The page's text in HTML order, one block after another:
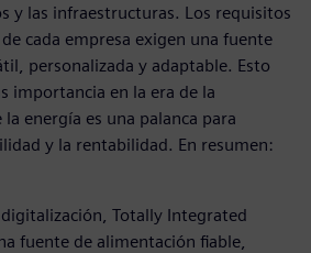
y las infraestructuras. Los requisitos
cada empresa exigen una fuente
personalizada y adaptable. Esto
importancia en la era de la
energía es una palanca para
y la rentabilidad. En resumen:
Totally Integrated
fuente de alimentación fiable,